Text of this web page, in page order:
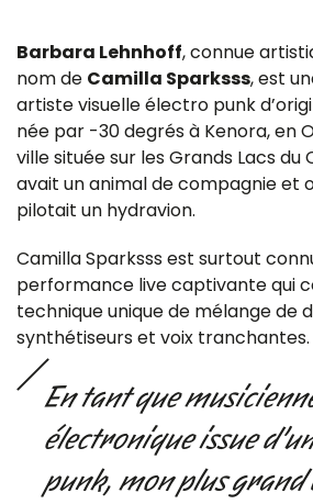
Barbara Lehnhoff, connue
nom de Camilla Sparksss, est
artiste visuelle électro punk
née par -30 degrés à Kenora, en
ville située sur les Grands Lacs du
avait un animal de compagnie et
pilotait un hydravion.
Camilla Sparksss est surtout
performance live captivante qui
technique unique de mélange de
synthétiseurs et voix tranchantes.
En tant que
électronique issue
punk, mon plus grand